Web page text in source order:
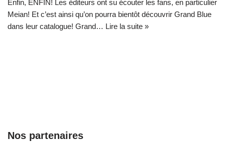
Enfin, ENFIN! Les éditeurs ont su écouter les fans, en particulier
Meian! Et c’est ainsi qu’on pourra bientôt découvrir Grand Blue
dans leur catalogue! Grand… Lire la suite »
Nos partenaires